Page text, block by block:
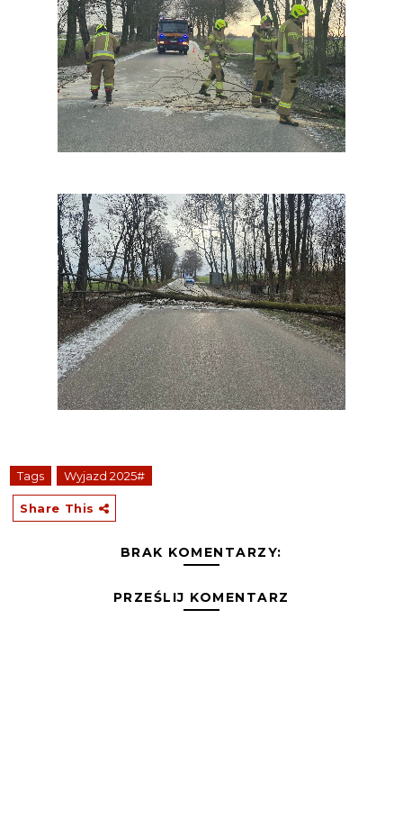
Tags Wyjazd 2025#
Share This
BRAK KOMENTARZY:
PRZEŚLIJ KOMENTARZ